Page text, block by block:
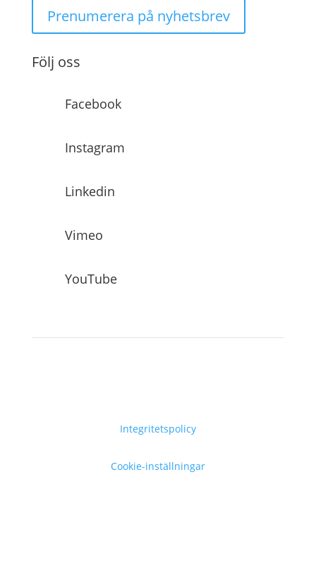
Prenumerera på nyhetsbrev
Följ oss
Facebook
Instagram
Linkedin
Vimeo
YouTube
Integritetspolicy
Cookie-inställningar